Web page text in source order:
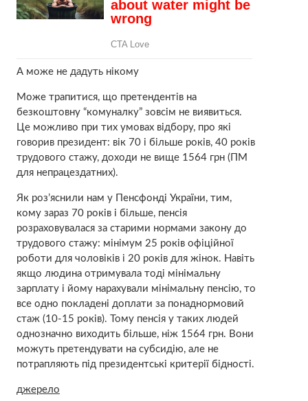
А може не дадуть нікому
Може трапитися, що претендентів на
безкоштовну “комуналку” зовсім не виявиться.
Це можливо при тих умовах відбору, про які
говорив президент: вік 70 і більше років, 40 років
трудового стажу, доходи не вище 1564 грн (ПМ
для непрацездатних).
Як роз’яснили нам у Пенсфонді України, тим,
кому зараз 70 років і більше, пенсія
розраховувалася за старими нормами закону до
трудового стажу: мінімум 25 років офіційної
роботи для чоловіків і 20 років для жінок. Навіть
якщо людина отримувала тоді мінімальну
зарплату і йому нарахували мінімальну пенсію, то
все одно покладені доплати за понаднормовий
стаж (10-15 років). Тому пенсія у таких людей
однозначно виходить більше, ніж 1564 грн. Вони
можуть претендувати на субсидію, але не
потрапляють під президентські критерії бідності.
джерело